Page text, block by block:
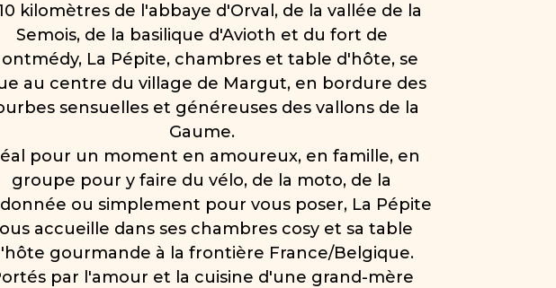
kilomètres de l'abbaye d'Orval, de la vallée de la
Semois, de la basilique d'Avioth et du fort de
La Pépite, chambres et table d'hôte, se
au centre du village de Margut, en bordure des
sensuelles et généreuses des vallons de la
Gaume.
pour un moment en amoureux, en famille, en
groupe pour y faire du vélo, de la moto, de la
ou simplement pour vous poser, La Pépite
accueille dans ses chambres cosy et sa table
gourmande à la frontière France/Belgique.
par l'amour et la cuisine d'une grand-mère